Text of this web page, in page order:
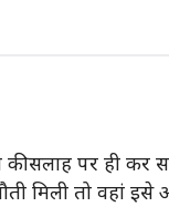
की सलाह पर ही कर
मिली तो वहां इसे